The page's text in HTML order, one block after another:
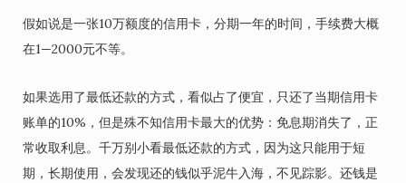
假如说是一张10万额度的信用卡，分期一年的时间，手续费大概
在1—2000元不等。
如果选用了最低还款的方式，看似占了便宜，只还了当期信用卡
账单的10%，但是殊不知信用卡最大的优势：免息期消失了，正
常收取利息。千万别小看最低还款的方式，因为这只能用于短
期，长期使用，会发现还的钱似乎泥牛入海，不见踪影。还钱是